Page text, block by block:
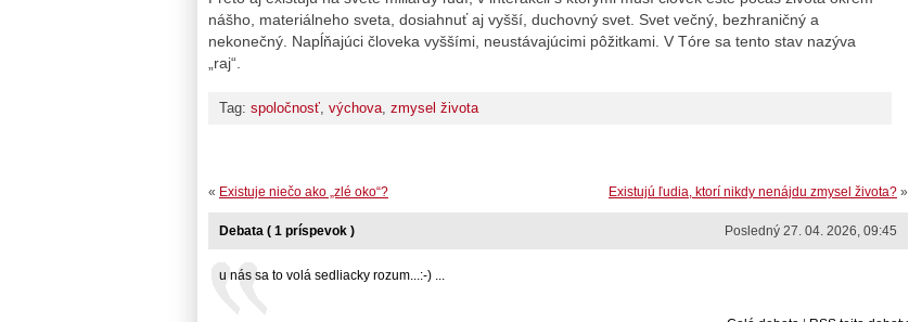
nášho, materiálneho sveta, dosiahnuť aj vyšší, duchovný svet. Svet večný, bezhraničný a
nekonečný. Napĺňajúci človeka vyššími, neustávajúcimi pôžitkami. V Tóre sa tento stav nazýva
„raj“.
Tag: spoločnosť výchova zmysel života
Existujú ľudia, ktorí nikdy nenájdu zmysel života? »
« Existuje niečo ako „zlé oko“?
Posledný 27. 04. 2026, 09:45
Debata ( 1 príspevok )
u nás sa to volá sedliacky rozum...:-) ...